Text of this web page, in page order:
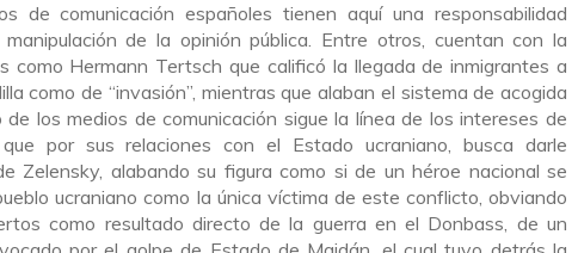
de comunicación españoles tienen aquí una responsabilidad
de la opinión pública. Entre otros, cuentan con la
como Hermann Tertsch que calificó la llegada de inmigrantes a
como de “invasión”, mientras que alaban el sistema de acogida
de los medios de comunicación sigue la línea de los intereses de
por sus relaciones con el Estado ucraniano, busca darle
Zelensky, alabando su figura como si de un héroe nacional se
ucraniano como la única víctima de este conflicto, obviando
como resultado directo de la guerra en el Donbass, de un